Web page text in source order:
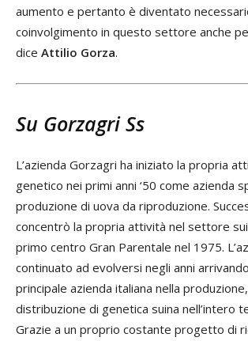
aumento e pertanto è diventato
coinvolgimento in questo settore anche
dice Attilio Gorza.
Su Gorzagri Ss
L’azienda Gorzagri ha iniziato la propria
genetico nei primi anni ‘50 come azienda
produzione di uova da riproduzione.
concentrò la propria attività nel settore
primo centro Gran Parentale nel 1975.
continuato ad evolversi negli anni
principale azienda italiana nella
distribuzione di genetica suina nell’intero
Grazie a un proprio costante progetto di